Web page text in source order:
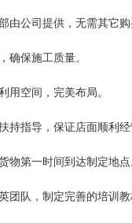
由公司提供，无需其它购
确保施工质量。
用空间，完美布局。
持指导，保证店面顺利经
物第一时间到达制定地点
团队，制定完善的培训